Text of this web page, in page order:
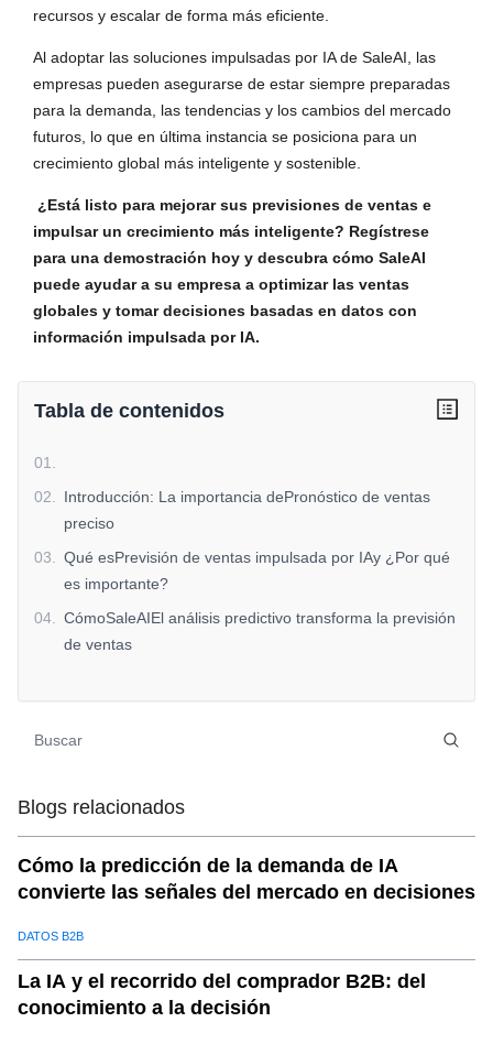
recursos y escalar de forma más eficiente.
Al adoptar las soluciones impulsadas por IA de SaleAI, las
empresas pueden asegurarse de estar siempre preparadas
para la demanda, las tendencias y los cambios del mercado
futuros, lo que en última instancia se posiciona para un
crecimiento global más inteligente y sostenible.
¿Está listo para mejorar sus previsiones de ventas e
impulsar un crecimiento más inteligente? Regístrese
para una demostración hoy y descubra cómo SaleAI
puede ayudar a su empresa a optimizar las ventas
globales y tomar decisiones basadas en datos con
información impulsada por IA.
Tabla de contenidos
01
02
Introducción: La importancia dePronóstico de ventas
preciso
03
Qué esPrevisión de ventas impulsada por IAy ¿Por qué
es importante?
04
CómoSaleAIEl análisis predictivo transforma la previsión
de ventas
impulsadas por IA
globales más inteligentes
Blogs relacionados
Cómo la predicción de la demanda de IA
convierte las señales del mercado en decisiones
DATOS B2B
La IA y el recorrido del comprador B2B: del
conocimiento a la decisión